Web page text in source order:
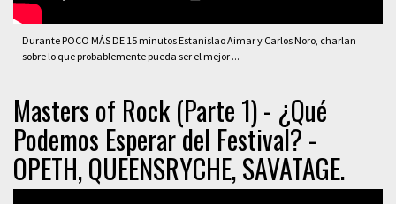
Durante POCO MÁS DE 15 minutos Estanislao Aimar y Carlos Noro, charlan
sobre lo que probablemente pueda ser el mejor ...
Masters of Rock (Parte 1) - ¿Qué
Podemos Esperar del Festival? -
OPETH, QUEENSRYCHE, SAVATAGE.